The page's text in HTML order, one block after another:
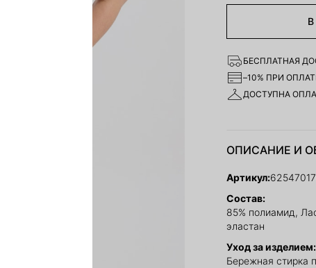
БЕСПЛАТНАЯ
–10% ПРИ
ДОСТУПНА
ОПИСАНИЕ И
Артикул:
Состав:
85% полиамид,
эластан
Уход за изделием:
Бережная стирка